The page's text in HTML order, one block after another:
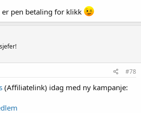
pen betaling for klikk
#78
(Affiliatelink) idag med ny kampanje: